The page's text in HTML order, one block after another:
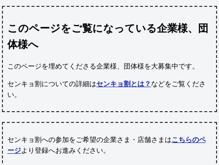
このページをご覧になっている企業様、団
体様へ
このページを埋めてくださる企業様、団体様を大募集中です。
センキョ割についての詳細はセンキョ割とは？ などをご覧くださ
い。
センキョ割への参加をご希望の企業さま・店舗さまはこちらのペ
ージより登録へお進みください。